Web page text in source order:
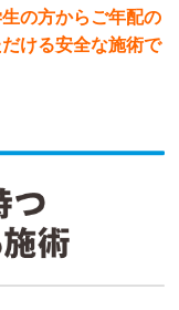
の方からご年配の
ける安全な施術で